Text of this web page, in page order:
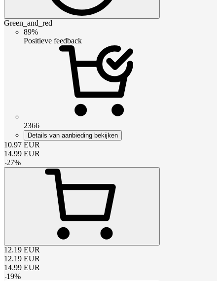
Green_and_red
89%
Positieve feedback
2366
Details van aanbieding bekijken
10.97 EUR
14.99 EUR
-27%
12.19 EUR
12.19 EUR
14.99 EUR
-19%